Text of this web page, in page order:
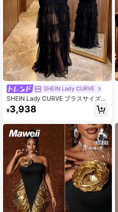
4.84 653K フォロワー
SHEIN Lady CURVE
SHEIN Lady CURVE プラスサイズ
レディース エレガント ブラック 冬
用 マキシドレス オフショルダー シ
アン風 誕生日向け スレイディーバ
夏
¥3,938